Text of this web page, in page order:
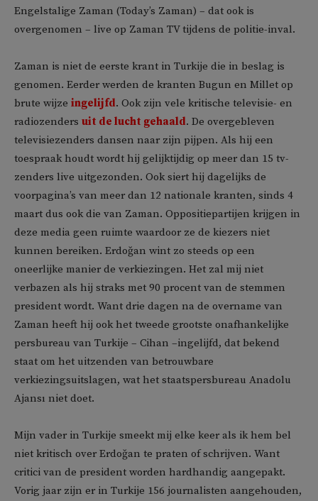
Engelstalige Zaman (Today’s Zaman) – dat ook is
overgenomen – live op Zaman TV tijdens de politie-inval.
Zaman is niet de eerste krant in Turkije die in beslag is
genomen. Eerder werden de kranten Bugun en Millet op
brute wijze ingelijfd. Ook zijn vele kritische televisie- en
radiozenders uit de lucht gehaald. De overgebleven
televisiezenders dansen naar zijn pijpen. Als hij een
toespraak houdt wordt hij gelijktijdig op meer dan 15 tv-
zenders live uitgezonden. Ook siert hij dagelijks de
voorpagina’s van meer dan 12 nationale kranten, sinds 4
maart dus ook die van Zaman. Oppositiepartijen krijgen in
deze media geen ruimte waardoor ze de kiezers niet
kunnen bereiken. Erdoğan wint zo steeds op een
oneerlijke manier de verkiezingen. Het zal mij niet
verbazen als hij straks met 90 procent van de stemmen
president wordt. Want drie dagen na de overname van
Zaman heeft hij ook het tweede grootste onafhankelijke
persbureau van Turkije – Cihan –ingelijfd, dat bekend
staat om het uitzenden van betrouwbare
verkiezingsuitslagen, wat het staatspersbureau Anadolu
Ajansı niet doet.
Mijn vader in Turkije smeekt mij elke keer als ik hem bel
niet kritisch over Erdoğan te praten of schrijven. Want
critici van de president worden hardhandig aangepakt.
Vorig jaar zijn er in Turkije 156 journalisten aangehouden,